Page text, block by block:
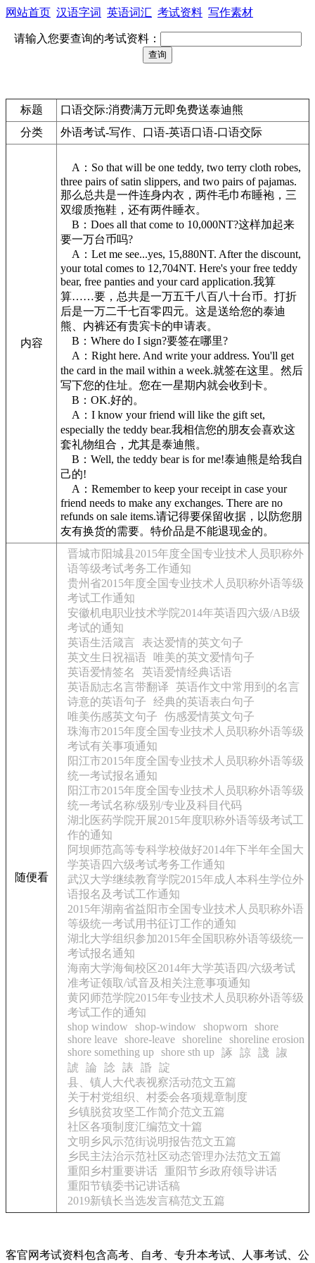
网站首页 汉语字词 英语词汇 考试资料 写作素材
请输入您要查询的考试资料：
标题
口语交际:消费满万元即免费送泰迪熊
分类
外语考试-写作、口语-英语口语-口语交际
内容
A：So that will be one teddy, two terry cloth robes,
three pairs of satin slippers, and two pairs of pajamas.
那么总共是一件连身内衣，两件毛巾布睡袍，三
双缎质拖鞋，还有两件睡衣。
B：Does all that come to 10,000NT?这样加起来
要一万台币吗?
A：Let me see...yes, 15,880NT. After the discount,
your total comes to 12,704NT. Here's your free teddy
bear, free panties and your card application.我算
算……要，总共是一万五千八百八十台币。打折
后是一万二千七百零四元。这是送给您的泰迪
熊、内裤还有贵宾卡的申请表。
B：Where do I sign?要签在哪里?
A：Right here. And write your address. You'll get
the card in the mail within a week.就签在这里。然后
写下您的住址。您在一星期内就会收到卡。
B：OK.好的。
A：I know your friend will like the gift set,
especially the teddy bear.我相信您的朋友会喜欢这
套礼物组合，尤其是泰迪熊。
B：Well, the teddy bear is for me!泰迪熊是给我自
己的!
A：Remember to keep your receipt in case your
friend needs to make any exchanges. There are no
refunds on sale items.请记得要保留收据，以防您朋
友有换货的需要。特价品是不能退现金的。
随便看
晋城市阳城县2015年度全国专业技术人员职称外
语等级考试考务工作通知
贵州省2015年度全国专业技术人员职称外语等级
考试工作通知
安徽机电职业技术学院2014年英语四六级/AB级
考试的通知
英语生活箴言
表达爱情的英文句子
英文生日祝福语
唯美的英文爱情句子
英语爱情签名
英语爱情经典话语
英语励志名言带翻译
英语作文中常用到的名言
诗意的英语句子
经典的英语表白句子
唯美伤感英文句子
伤感爱情英文句子
珠海市2015年度全国专业技术人员职称外语等级
考试有关事项通知
阳江市2015年度全国专业技术人员职称外语等级
统一考试报名通知
阳江市2015年度全国专业技术人员职称外语等级
统一考试名称/级别/专业及科目代码
湖北医药学院开展2015年度职称外语等级考试工
作的通知
阿坝师范高等专科学校做好2014年下半年全国大
学英语四六级考试考务工作通知
武汉大学继续教育学院2015年成人本科生学位外
语报名及考试工作通知
2015年湖南省益阳市全国专业技术人员职称外语
等级统一考试用书征订工作的通知
湖北大学组织参加2015年全国职称外语等级统一
考试报名通知
海南大学海甸校区2014年大学英语四/六级考试
准考证领取/试音及相关注意事项通知
黄冈师范学院2015年专业技术人员职称外语等级
考试工作的通知
shop window
shop-window shopworn
shore
shore leave shore-leave shoreline shoreline erosion
shore something up shore sth up 諑 諒 諓
諔
諕
論 諗 諘 諙
諚
县、镇人大代表视察活动范文五篇
关于村党组织、村委会各项规章制度
乡镇脱贫攻坚工作简介范文五篇
社区各项制度汇编范文十篇
文明乡风示范街说明报告范文五篇
乡民主法治示范社区动态管理办法范文五篇
重阳乡村重要讲话 重阳节乡政府领导讲话
重阳节镇委书记讲话稿
2019新镇长当选发言稿范文五篇
客官网考试资料包含高考、自考、专升本考试、人事考试、公